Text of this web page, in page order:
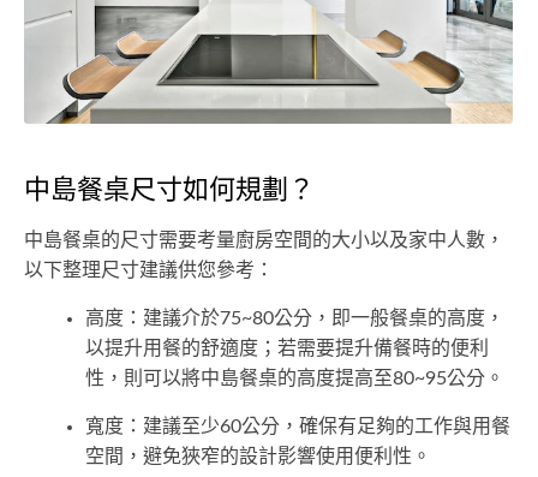
中島餐桌尺寸如何規劃？
中島餐桌的尺寸需要考量廚房空間的大小以及家中人數，
以下整理尺寸建議供您參考：
高度：建議介於75~80公分，即一般餐桌的高度，
以提升用餐的舒適度；若需要提升備餐時的便利
性，則可以將中島餐桌的高度提高至80~95公分。
寬度：建議至少60公分，確保有足夠的工作與用餐
空間，避免狹窄的設計影響使用便利性。